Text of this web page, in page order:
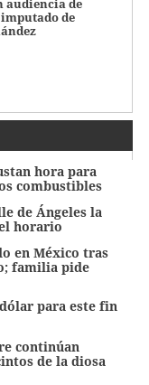
audiencia de
de
hora para
combustibles
de Ángeles la
horario
en México tras
familia pide
para este fin
continúan
de la diosa